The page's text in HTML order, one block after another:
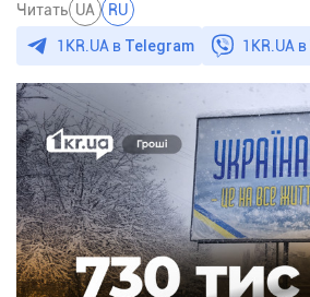
Читать UA RU
1KR.UA в Telegram 1KR.UA в